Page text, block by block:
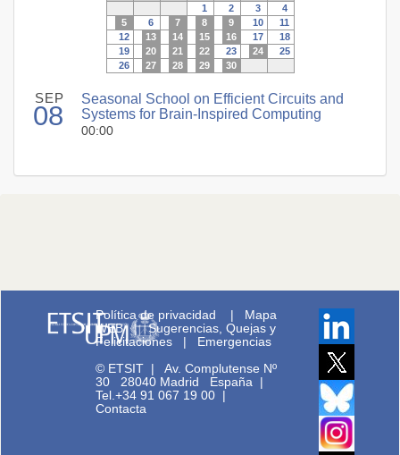
1 2 3
4
5
6 7 8 9 10
11
12
13 14 15 16 17
18
19
20 21 22 23 24
25
26
27 28 29 30
SEP
08
Seasonal School on Efficient Circuits and
Systems for Brain-Inspired Computing
00:00
Política de privacidad | Mapa
WEB|Sugerencias, Quejas y
Felicitaciones | Emergencias
© ETSIT |Av. Complutense Nº
30 28040 Madrid España |
Tel.+34 91 067 19 00 |
Contacta